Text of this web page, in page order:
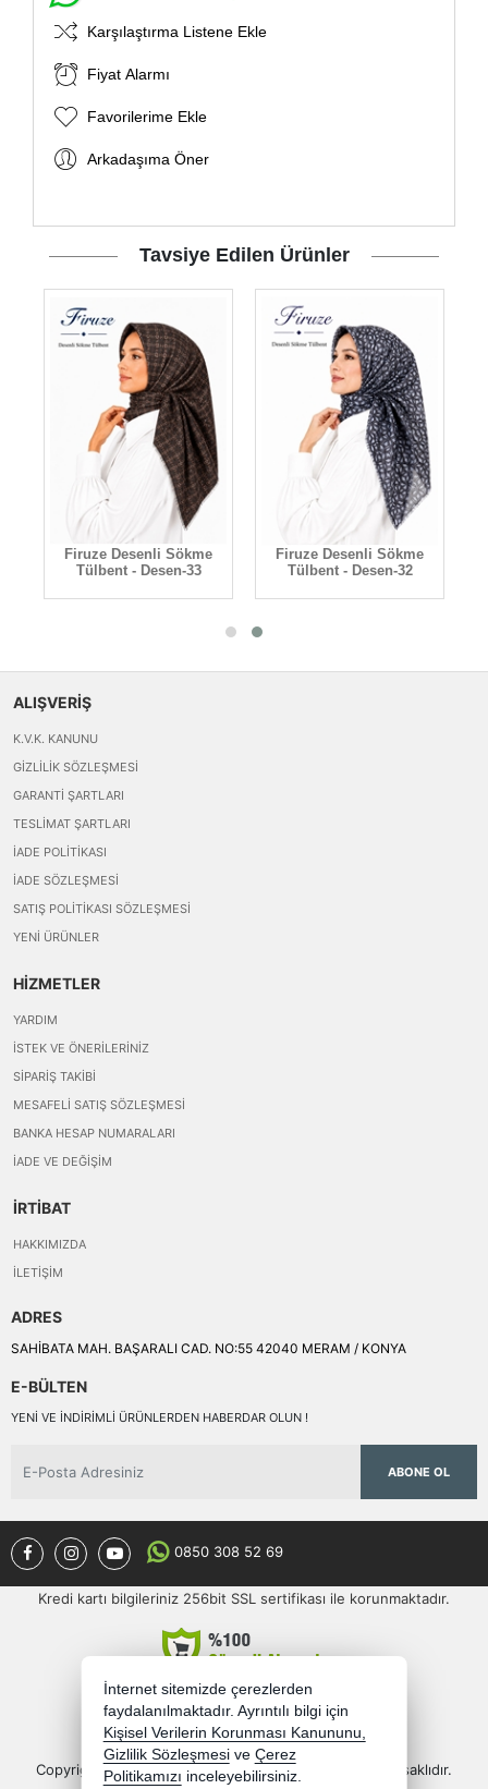
Karşılaştırma Listene Ekle
Fiyat Alarmı
Favorilerime Ekle
Arkadaşıma Öner
Tavsiye Edilen Ürünler
Firuze Desenli Sökme
Tülbent - Desen-33
Firuze Desenli Sökme
Tülbent - Desen-32
ALIŞVERİŞ
K.V.K. KANUNU
GIZLILIK SÖZLEŞMESI
GARANTI ŞARTLARI
TESLIMAT ŞARTLARI
İADE POLITIKASI
İADE SÖZLEŞMESI
SATIŞ POLITIKASI SÖZLEŞMESI
YENI ÜRÜNLER
HİZMETLER
YARDIM
İSTEK VE ÖNERILERINIZ
SIPARIŞ TAKIBI
MESAFELI SATIŞ SÖZLEŞMESI
BANKA HESAP NUMARALARI
İADE VE DEĞIŞIM
İRTİBAT
HAKKIMIZDA
İLETIŞIM
ADRES
SAHİBATA MAH. BAŞARALI CAD. NO:55 42040 MERAM / KONYA
E-BÜLTEN
YENI VE INDIRIMLI ÜRÜNLERDEN HABERDAR OLUN !
ABONE OL
0850 308 52 69
Kredi kartı bilgileriniz 256bit SSL sertifikası ile korunmaktadır.
Copyright 2026 semercioglutoptan.com - Tüm hakları saklıdır.
İnternet sitemizde çerezlerden
faydalanılmaktadır. Ayrıntılı bilgi için
Kişisel Verilerin Korunması Kanununu,
Gizlilik Sözleşmesi ve Çerez
Politikamızı inceleyebilirsiniz.